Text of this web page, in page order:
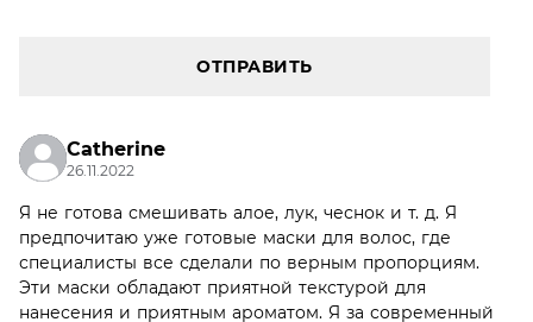
ОТПРАВИТЬ
Catherine
26.11.2022
Я не готова смешивать алое, лук, чеснок и т. д. Я
предпочитаю уже готовые маски для волос, где
специалисты все сделали по верным пропорциям.
Эти маски обладают приятной текстурой для
нанесения и приятным ароматом. Я за современный